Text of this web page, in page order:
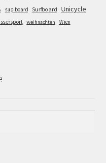
sup board Surfboard Unicycle
weihnachten
Wien